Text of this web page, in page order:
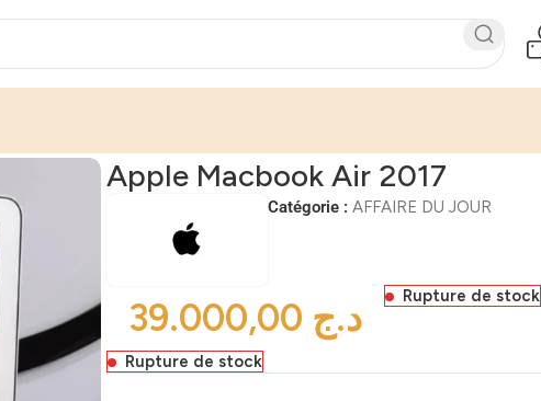
Apple Macbook Air 2017
Catégorie : AFFAIRE DU JOUR
د.ج Rupture de stock
Rupture de stock